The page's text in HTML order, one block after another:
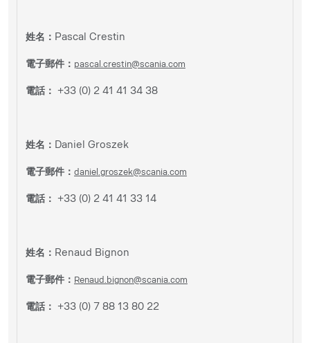
姓名： Pascal Crestin
電子郵件： pascal.crestin@scania.com
電話： +33 (0) 2 41 41 34 38
姓名： Daniel Groszek
電子郵件： daniel.groszek@scania.com
電話： +33 (0) 2 41 41 33 14
姓名： Renaud Bignon
電子郵件： Renaud.bignon@scania.com
電話： +33 (0) 7 88 13 80 22